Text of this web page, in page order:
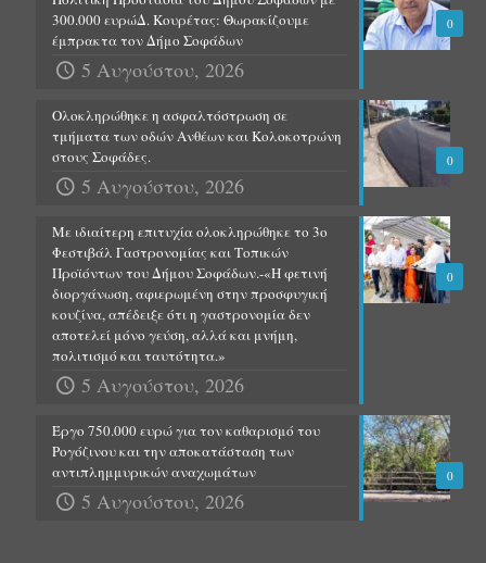
0
300.000 ευρώΔ. Κουρέτας: Θωρακίζουμε
έμπρακτα τον Δήμο Σοφάδων
5 Αυγούστου, 2026
0
Ολοκληρώθηκε η ασφαλτόστρωση σε
τμήματα των οδών Ανθέων και Κολοκοτρώνη
στους Σοφάδες.
5 Αυγούστου, 2026
0
Με ιδιαίτερη επιτυχία ολοκληρώθηκε το 3ο
Φεστιβάλ Γαστρονομίας και Τοπικών
Προϊόντων του Δήμου Σοφάδων.-«Η φετινή
διοργάνωση, αφιερωμένη στην προσφυγική
κουζίνα, απέδειξε ότι η γαστρονομία δεν
αποτελεί μόνο γεύση, αλλά και μνήμη,
πολιτισμό και ταυτότητα.»
5 Αυγούστου, 2026
0
Έργο 750.000 ευρώ για τον καθαρισμό του
Ρογόζινου και την αποκατάσταση των
αντιπλημμυρικών αναχωμάτων
5 Αυγούστου, 2026